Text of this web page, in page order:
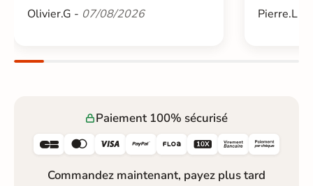
Olivier.G - 07/08/2026 Pierre.L -
Paiement 100% sécurisé
     
Commandez maintenant, payez plus tard